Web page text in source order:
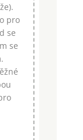
pro
se
se